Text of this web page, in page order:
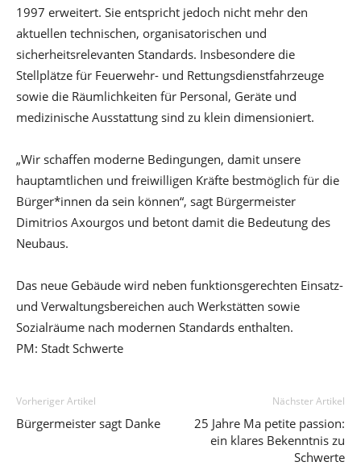
1997 erweitert. Sie entspricht jedoch nicht mehr den
aktuellen technischen, organisatorischen und
sicherheitsrelevanten Standards. Insbesondere die
Stellplätze für Feuerwehr- und Rettungsdienstfahrzeuge
sowie die Räumlichkeiten für Personal, Geräte und
medizinische Ausstattung sind zu klein dimensioniert.
„Wir schaffen moderne Bedingungen, damit unsere
hauptamtlichen und freiwilligen Kräfte bestmöglich für die
Bürger*innen da sein können“, sagt Bürgermeister
Dimitrios Axourgos und betont damit die Bedeutung des
Neubaus.
Das neue Gebäude wird neben funktionsgerechten Einsatz-
und Verwaltungsbereichen auch Werkstätten sowie
Sozialräume nach modernen Standards enthalten.
PM: Stadt Schwerte
Vorheriger Artikel
Bürgermeister sagt Danke
Nächster Artikel
25 Jahre Ma petite passion:
ein klares Bekenntnis zu
Schwerte